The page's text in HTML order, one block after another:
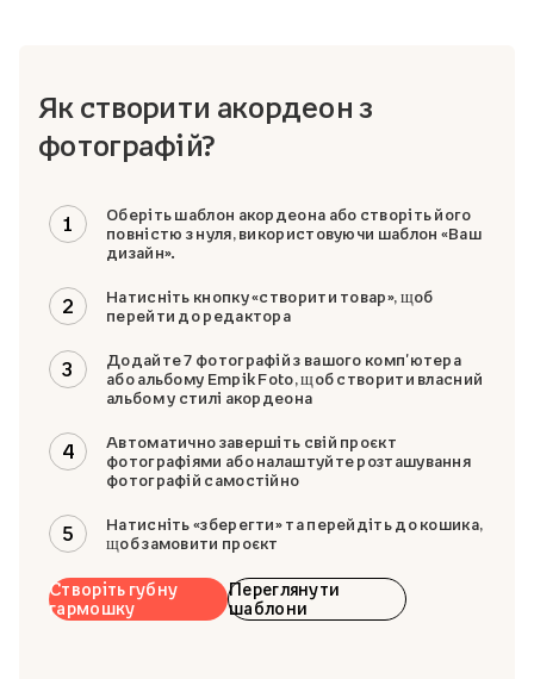
фотографій?
1
повністю з нуля, використовуючи шаблон «Ваш
дизайн».
2
Натисніть кнопку «створити товар», щоб
перейти до редактора
3
або альбому Empik Foto, щоб створити власний
альбом у стилі акордеона
4
фотографіями або налаштуйте розташування
фотографій самостійно
5
Натисніть «зберегти» та перейдіть до кошика,
щоб замовити проєкт